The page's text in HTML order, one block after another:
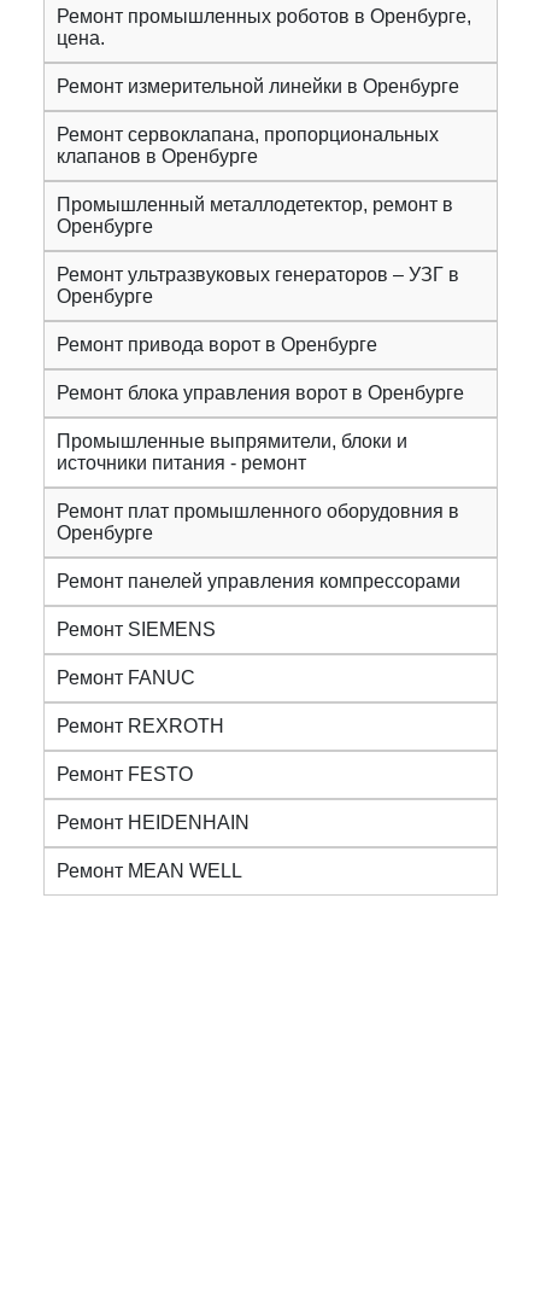
Ремонт промышленных роботов в Оренбурге,
цена.
Ремонт измерительной линейки в Оренбурге
Ремонт сервоклапана, пропорциональных
клапанов в Оренбурге
Промышленный металлодетектор, ремонт в
Оренбурге
Ремонт ультразвуковых генераторов – УЗГ в
Оренбурге
Ремонт привода ворот в Оренбурге
Ремонт блока управления ворот в Оренбурге
Промышленные выпрямители, блоки и
источники питания - ремонт
Ремонт плат промышленного оборудовния в
Оренбурге
Ремонт панелей управления компрессорами
Ремонт SIEMENS
Ремонт FANUC
Ремонт REXROTH
Ремонт FESTO
Ремонт HEIDENHAIN
Ремонт MEAN WELL